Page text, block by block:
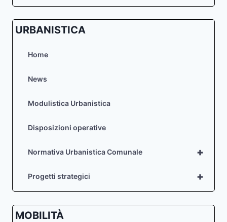
URBANISTICA
Home
News
Modulistica Urbanistica
Disposizioni operative
+
Normativa Urbanistica Comunale
+
Progetti strategici
MOBILITÀ